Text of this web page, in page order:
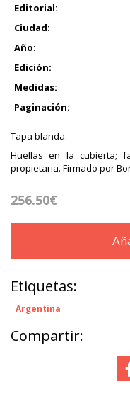
Editorial:
Ciudad:
Año:
Edición:
Medidas:
Paginación:
Tapa blanda.
Huellas en la cubierta;
propietaria. Firmado por
256.50€
Etiquetas:
Argentina
Compartir: